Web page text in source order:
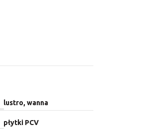
lustro, wanna
płytki PCV